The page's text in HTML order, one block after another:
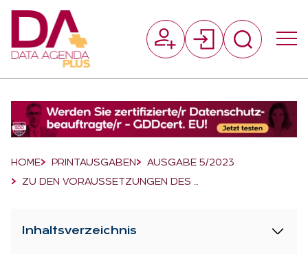
Breadcrumb-Navigation
HOME PRINTAUSGABEN
AUSGABE 5/2023
ZU DEN VORAUSSETZUNGEN DES …
Inhaltsverzeichnis